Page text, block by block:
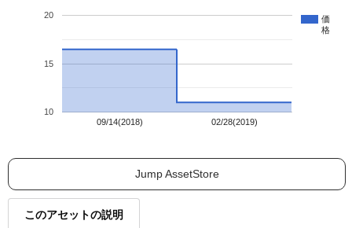
価
格
09/14(2018) 02/28(2019)
10
15
20
Jump AssetStore
このアセットの説明